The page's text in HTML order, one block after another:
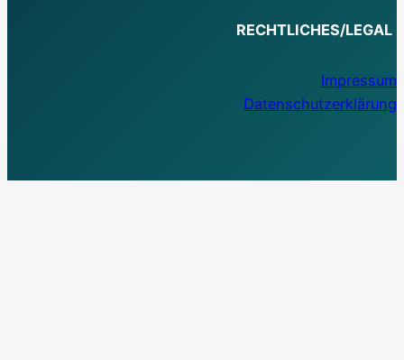
RECHTLICHES/LEGAL
Impressum
Datenschutzerklärung